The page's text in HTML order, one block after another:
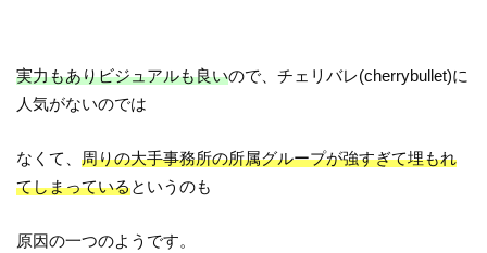
実力もありビジュアルも良いので、チェリバレ(cherrybullet)に
人気がないのでは
なくて、周りの大手事務所の所属グループが強すぎて埋もれ
てしまっているというのも
原因の一つのようです。